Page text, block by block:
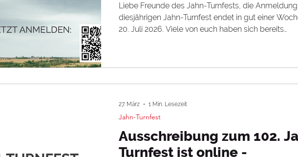
Nick Klessing Nils Dunkel Olympia
Liebe Freunde des Jahn-Turnfests, die
diesjährigen Jahn-Turnfest endet in gut einer
20. Juli 2026. Viele von euch haben sich bereits
angegebene E-Mail-Adresse versenden. Bitte
Ausschreibung zum 102.
Turnfest ist online -
Jahn-Turnfest
27. März 1 Min. Lesezeit